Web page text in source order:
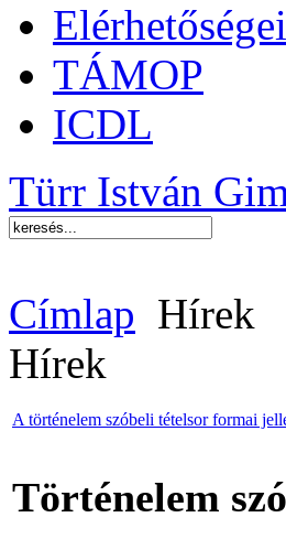
TÁMOP
ICDL
Türr István
Címlap Hírek
Hírek
A történelem szóbeli tételsor formai
Történelem